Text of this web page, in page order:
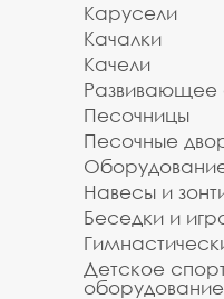
Карусели
Качалки
Качели
Развивающее
Песочницы
Песочные
Навесы и
Беседки и
Детское
оборудование